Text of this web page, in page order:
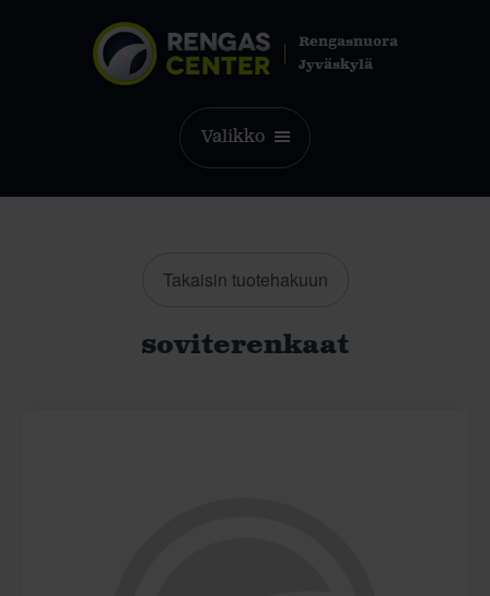
Rengasnuora
Jyväskylä
Valikko
Takaisin tuotehakuun
soviterenkaat